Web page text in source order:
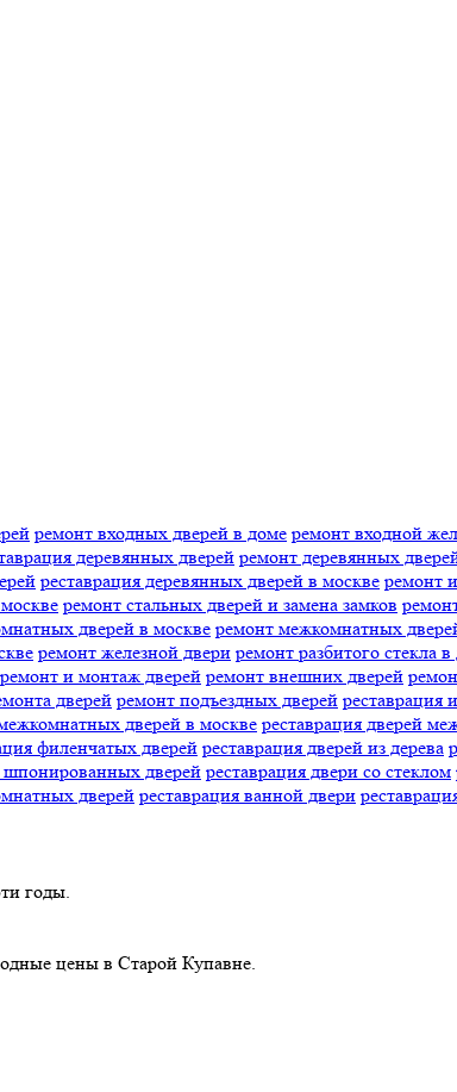
ремонт входных дверей в доме ремонт входной
деревянных дверей ремонт деревянных
реставрация деревянных дверей в москве ремонт
ремонт стальных дверей и замена замков
дверей в москве ремонт межкомнатных
ремонт железной двери ремонт разбитого стекла
ремонт и монтаж дверей ремонт внешних дверей
дверей ремонт подъездных дверей реставрация
дверей в москве реставрация дверей
филенчатых дверей реставрация дверей из дерева
шпонированных дверей реставрация двери со стеклом
дверей реставрация ванной двери
годы.
цены в Старой Купавне.